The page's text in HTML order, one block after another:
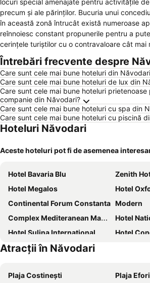
locuri special amenajate pentru activitățile
precum și ale părinților. Bucuria unui
în această zonă întrucât există numeroase
reînnoiesc constant propunerile pentru a
cerințele turiștilor cu o contravaloare cât mai
Întrebări frecvente despre
Care sunt cele mai bune hoteluri din
Care sunt cele mai bune hoteluri de lux din
Care sunt cele mai bune hoteluri
companie din Năvodari?
Care sunt cele mai bune hoteluri cu spa din
Care sunt cele mai bune hoteluri cu piscină
Hoteluri Năvodari
Aceste hoteluri pot fi de asemenea
Hotel Bavaria Blu
Zenith
Hotel Megalos
Hotel
Continental Forum Constanta Modern
Complex Mediteranean Mamaia
Hotel
Hotel Sulina International
Hotel
Hotel Parc
Iaki Hotel
Villa
Atracții în Năvodari
Plaja Costinești
Plaja